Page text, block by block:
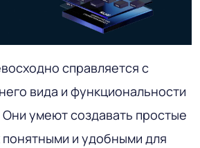
справляется с
вида и функциональности
умеют создавать простые
понятными и удобными для